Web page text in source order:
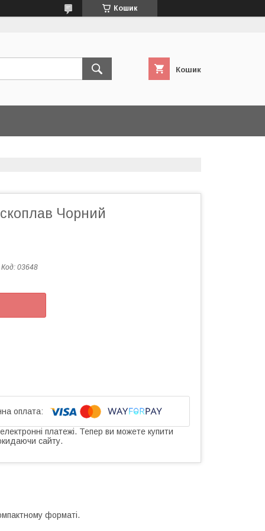
Кошик
Кошик
Чорний
Код: 03648
платежі. Тепер ви можете купити
сайту.
форматі.